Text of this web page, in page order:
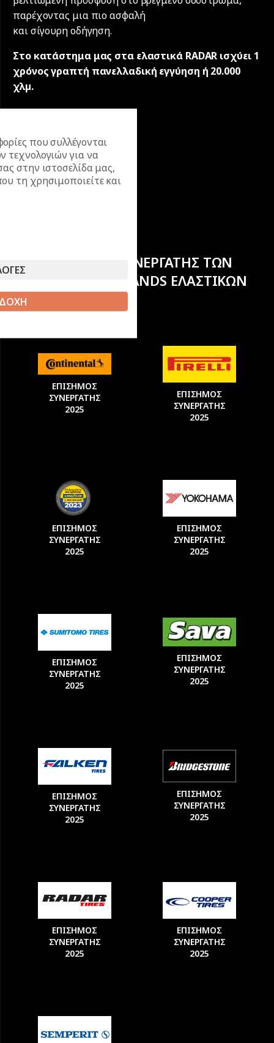
παρέχοντας μια πιο ασφαλή
και σίγουρη οδήγηση.
Στο κατάστημα μας στα ελαστικά RADAR ισχύει 1
χρόνος γραπτή πανελλαδική εγγύηση ή 20.000
χλµ.
ΕΠΙΣΗΜΟΣ ΣΥΝΕΡΓΑΤΗΣ ΤΩΝ
ΚΟΡΥΦΑΙΩΝ BRANDS ΕΛΑΣΤΙΚΩΝ
ΕΠΙΣΗΜΟΣ
ΣΥΝΕΡΓΑΤΗΣ
2025
ΕΠΙΣΗΜΟΣ
ΣΥΝΕΡΓΑΤΗΣ
2025
ΕΠΙΣΗΜΟΣ
ΣΥΝΕΡΓΑΤΗΣ
2025
ΕΠΙΣΗΜΟΣ
ΣΥΝΕΡΓΑΤΗΣ
2025
ΕΠΙΣΗΜΟΣ
ΣΥΝΕΡΓΑΤΗΣ
2025
ΕΠΙΣΗΜΟΣ
ΣΥΝΕΡΓΑΤΗΣ
2025
ΕΠΙΣΗΜΟΣ
ΣΥΝΕΡΓΑΤΗΣ
2025
ΕΠΙΣΗΜΟΣ
ΣΥΝΕΡΓΑΤΗΣ
2025
ΕΠΙΣΗΜΟΣ
ΣΥΝΕΡΓΑΤΗΣ
2025
ΕΠΙΣΗΜΟΣ
ΣΥΝΕΡΓΑΤΗΣ
2025
που συλλέγονται
τεχνολογιών για να
στην ιστοσελίδα μας,
τη χρησιμοποιείτε και